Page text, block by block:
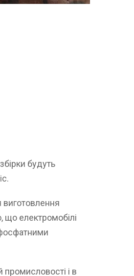
будуть
виготовлення
що електромобілі
і в